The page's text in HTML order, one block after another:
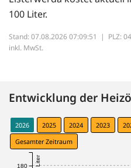
100 Liter.
Stand: 07.08.2026 07:09:51 | PLZ:
inkl. MwSt.
Entwicklung der
2026 2025 2024 2023
Gesamter Zeitraum
180